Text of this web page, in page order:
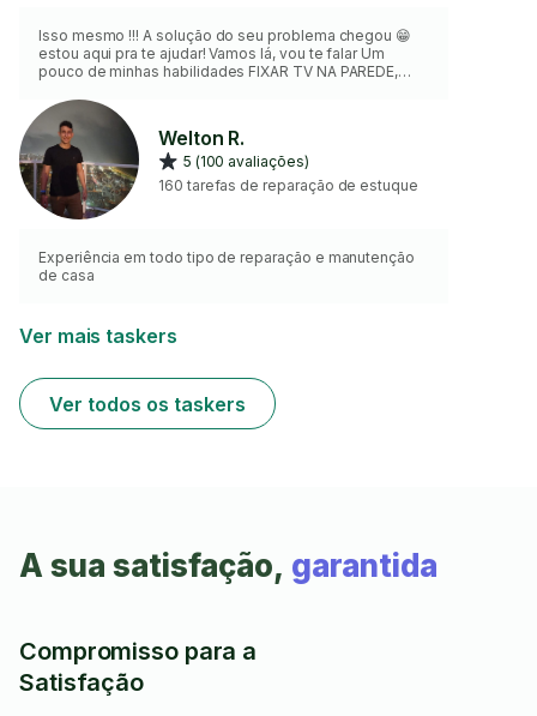
Isso mesmo !!! A solução do seu problema chegou 😁
estou aqui pra te ajudar! Vamos lá, vou te falar Um
pouco de minhas habilidades FIXAR TV NA PAREDE,
etc
Welton R.
5 (100 avaliações)
160 tarefas de reparação de estuque
Experiência em todo tipo de reparação e manutenção
de casa
Ver mais taskers
Ver todos os taskers
A sua satisfação, garantida
Compromisso para a
Satisfação